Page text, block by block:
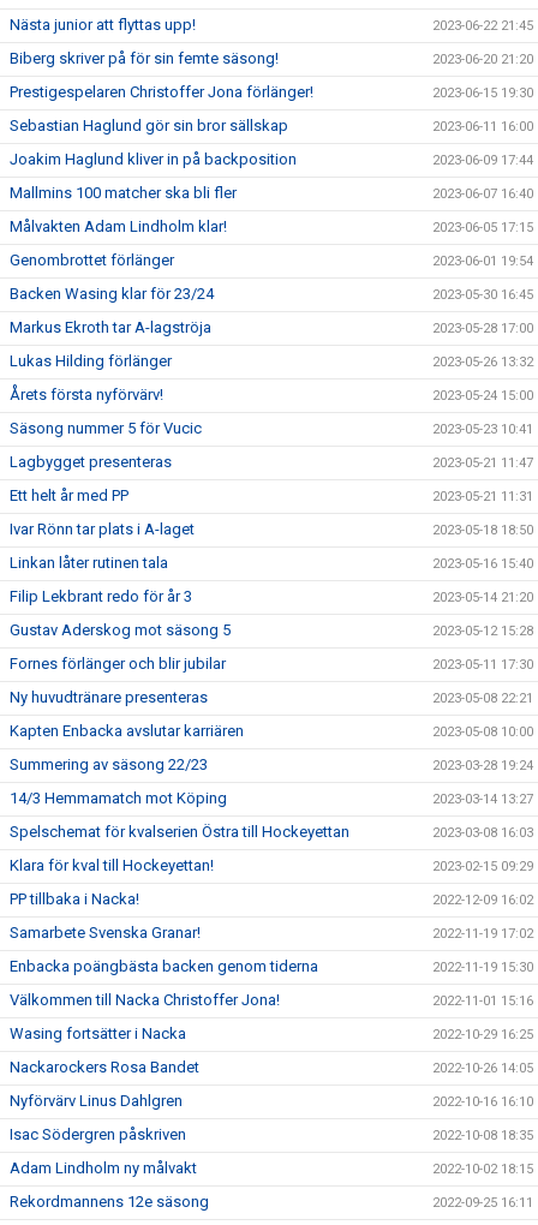
Nästa junior att flyttas upp! 2023-06-22 21:45
Biberg skriver på för sin femte säsong! 2023-06-20 21:20
Prestigespelaren Christoffer Jona förlänger! 2023-06-15 19:30
Sebastian Haglund gör sin bror sällskap 2023-06-11 16:00
Joakim Haglund kliver in på backposition 2023-06-09 17:44
Mallmins 100 matcher ska bli fler 2023-06-07 16:40
Målvakten Adam Lindholm klar! 2023-06-05 17:15
Genombrottet förlänger 2023-06-01 19:54
Backen Wasing klar för 23/24 2023-05-30 16:45
Markus Ekroth tar A-lagströja 2023-05-28 17:00
Lukas Hilding förlänger 2023-05-26 13:32
Årets första nyförvärv! 2023-05-24 15:00
Säsong nummer 5 för Vucic 2023-05-23 10:41
Lagbygget presenteras 2023-05-21 11:47
Ett helt år med PP 2023-05-21 11:31
Ivar Rönn tar plats i A-laget 2023-05-18 18:50
Linkan låter rutinen tala 2023-05-16 15:40
Filip Lekbrant redo för år 3 2023-05-14 21:20
Gustav Aderskog mot säsong 5 2023-05-12 15:28
Fornes förlänger och blir jubilar 2023-05-11 17:30
Ny huvudtränare presenteras 2023-05-08 22:21
Kapten Enbacka avslutar karriären 2023-05-08 10:00
Summering av säsong 22/23 2023-03-28 19:24
14/3 Hemmamatch mot Köping 2023-03-14 13:27
Spelschemat för kvalserien Östra till Hockeyettan 2023-03-08 16:03
Klara för kval till Hockeyettan! 2023-02-15 09:29
PP tillbaka i Nacka! 2022-12-09 16:02
Samarbete Svenska Granar! 2022-11-19 17:02
Enbacka poängbästa backen genom tiderna 2022-11-19 15:30
Välkommen till Nacka Christoffer Jona! 2022-11-01 15:16
Wasing fortsätter i Nacka 2022-10-29 16:25
Nackarockers Rosa Bandet 2022-10-26 14:05
Nyförvärv Linus Dahlgren 2022-10-16 16:10
Isac Södergren påskriven 2022-10-08 18:35
Adam Lindholm ny målvakt 2022-10-02 18:15
Rekordmannens 12e säsong 2022-09-25 16:11